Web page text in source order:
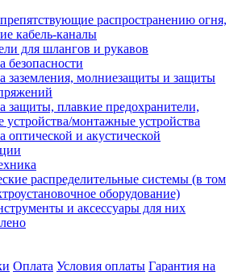
распространению огня,
кабель-каналы
для шлангов и рукавов
безопасности
заземления, молниезащиты и защиты
защиты, плавкие предохранители,
устройства/монтажные устройства
оптической и акустической
распределительные системы (в том
оборудование)
и аксессуары для них
Оплата Условия оплаты Гарантия на